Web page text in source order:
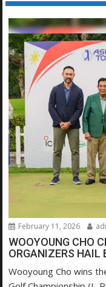
February 11, 2026
WOOYOUNG CHO
ORGANIZERS HAIL
Wooyoung Cho wins